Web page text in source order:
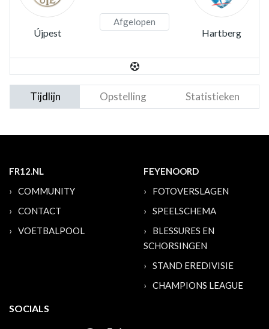
Újpest
Afgelopen
Hartberg
Tijdlijn Opstelling Statistieken
FR12.NL
COMMUNITY
CONTACT
VOETBALPOOL
FEYENOORD
FOTOVERSLAGEN
SPEELSCHEMA
BLESSURES EN
SCHORSINGEN
STAND EREDIVISIE
CHAMPIONS LEAGUE
SOCIALS